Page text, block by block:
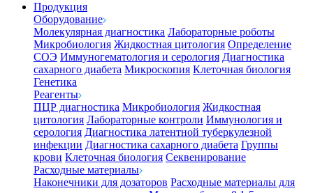
Продукция
Оборудование
Молекулярная диагностика Лабораторные роботы
Микробиология Жидкостная цитология Определение
СОЭ Иммуногематология и серология Диагностика
сахарного диабета Микроскопия Клеточная биология
Генетика
Реагенты
ПЦР диагностика Микробиология Жидкостная
цитология Лабораторные контроли Иммунология и
серология Диагностика латентной туберкулезной
инфекции Диагностика сахарного диабета Группы
крови Клеточная биология Секвенирование
Расходные материалы
Наконечники для дозаторов Расходные материалы для